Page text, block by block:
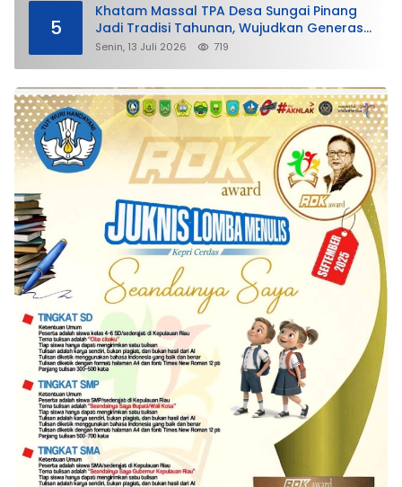
5
Khatam Massal TPA Desa Sungai Pinang
Jadi Tradisi Tahunan, Wujudkan Generasi
Qurani
Senin, 13 Juli 2026 719